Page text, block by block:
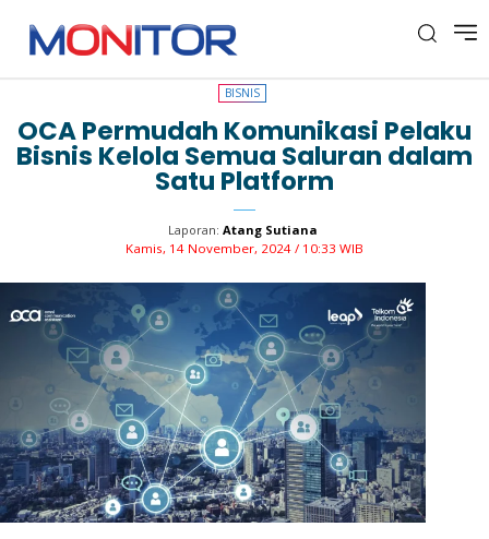
BISNIS
BISNIS
OCA Permudah Komunikasi Pelaku
Bisnis Kelola Semua Saluran dalam
Satu Platform
Laporan: Atang Sutiana
Kamis, 14 November, 2024 / 10:33 WIB